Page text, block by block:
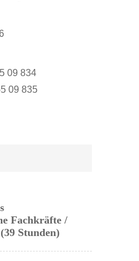
09 834
09 835
Fachkräfte /
Stunden)